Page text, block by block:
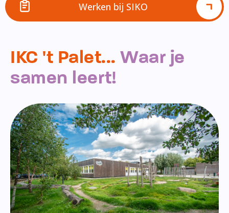
Werken bij SIKO
IKC 't Palet... Waar je
samen leert!